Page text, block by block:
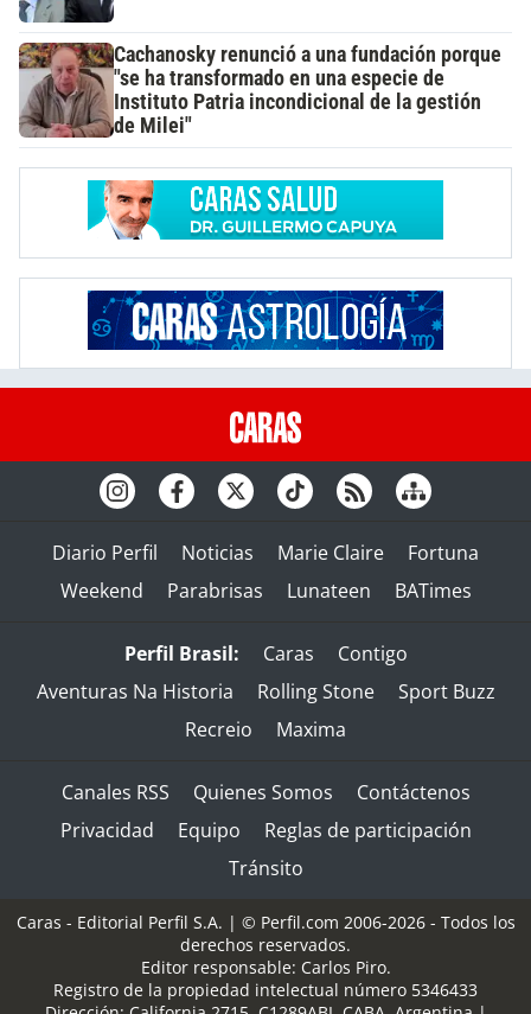
Cachanosky renunció a una fundación porque
"se ha transformado en una especie de
Instituto Patria incondicional de la gestión
de Milei"
Diario Perfil Noticias Marie Claire
Fortuna
Weekend
Parabrisas Lunateen BATimes
Perfil Brasil: Caras
Contigo
Aventuras Na Historia
Rolling Stone
Sport Buzz
Recreio
Maxima
Canales RSS Quienes Somos
Contáctenos
Privacidad
Equipo
Reglas de participación
Tránsito
Caras - Editorial Perfil S.A. | © Perfil.com 2006-2026 - Todos los
derechos reservados.
Editor responsable: Carlos Piro.
Registro de la propiedad intelectual número 5346433